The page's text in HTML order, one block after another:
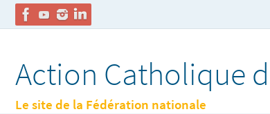
contenu
Action Catholique
Le site de la Fédération nationale